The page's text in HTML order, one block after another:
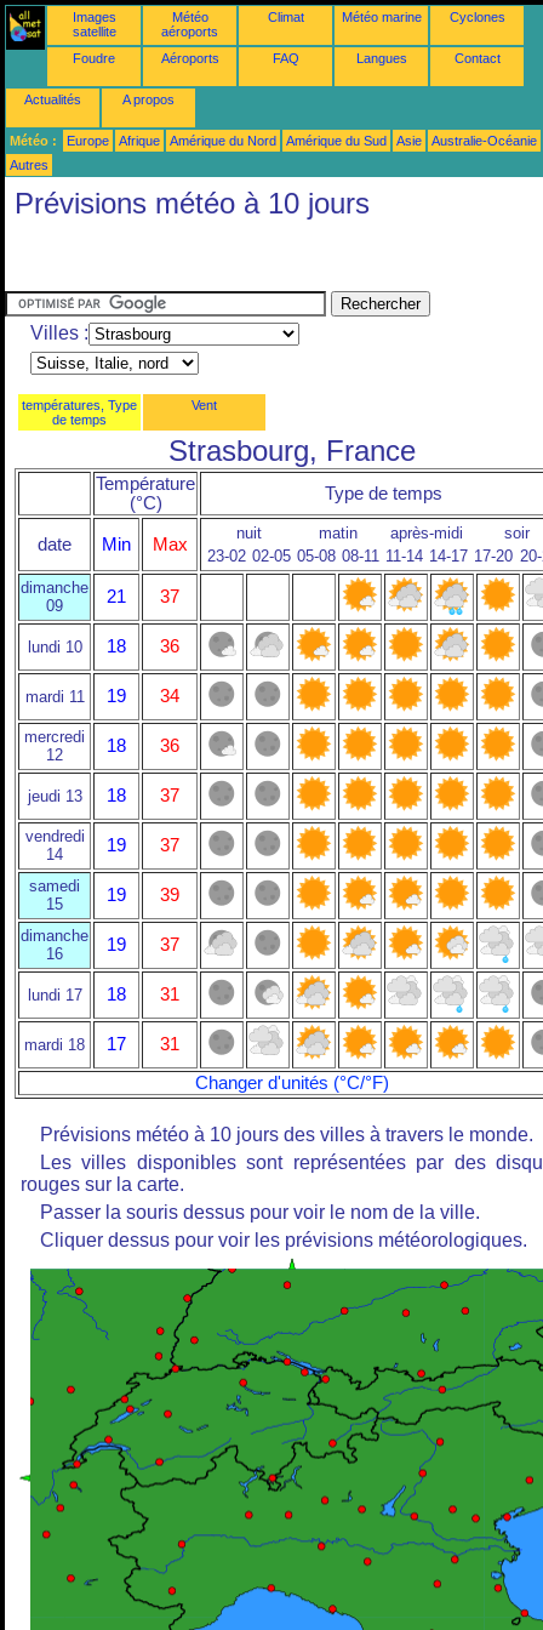
Images
satellite
Météo
aéroports
Climat Météo marine Cyclones
Foudre Aéroports FAQ Langues Contact
Actualités A propos
Météo : Europe Afrique Amérique du Nord Amérique du Sud Asie
Australie-Océanie
Autres
Prévisions météo à 10 jours
Villes :
températures, Type
de temps
Vent
Strasbourg, France
Température
(°C)
Type de temps
date Min Max
nuit matin après-midi
soir
23-02 02-05 05-08 08-11 11-14 14-17 17-20
dimanche
09
21 37
lundi 10 18 36
mardi 11 19 34
mercredi
12
18 36
jeudi 13 18 37
vendredi
14
19 37
samedi
15
19 39
dimanche
16
19 37
lundi 17 18 31
mardi 18 17
31
Changer d'unités (°C/°F)
Prévisions météo à 10 jours des villes à travers le monde.
Les villes disponibles sont représentées par des
rouges sur la carte.
Passer la souris dessus pour voir le nom de la ville.
Cliquer dessus pour voir les prévisions météorologiques.